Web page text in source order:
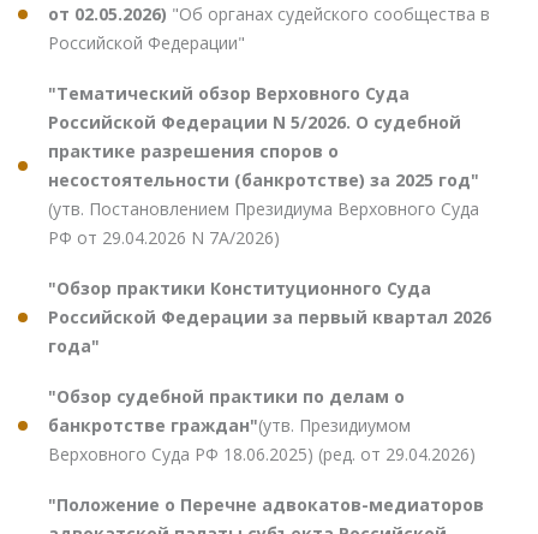
от 02.05.2026) "Об органах судейского сообщества в
Российской Федерации"
"Тематический обзор Верховного Суда
Российской Федерации N 5/2026. О судебной
практике разрешения споров о
несостоятельности (банкротстве) за 2025 год"
(утв. Постановлением Президиума Верховного Суда
РФ от 29.04.2026 N 7А/2026)
"Обзор практики Конституционного Суда
Российской Федерации за первый квартал 2026
года"
"Обзор судебной практики по делам о
банкротстве граждан"(утв. Президиумом
Верховного Суда РФ 18.06.2025) (ред. от 29.04.2026)
"Положение о Перечне адвокатов-медиаторов